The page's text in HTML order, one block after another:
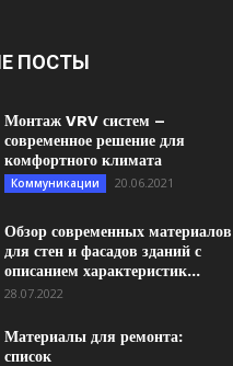
ПОСТЫ
Монтаж VRV систем –
современное решение для
комфортного климата
Коммуникации 20.06.2021
Обзор современных материалов
для стен и фасадов зданий с
описанием характеристик...
28.07.2022
Материалы для ремонта:
список